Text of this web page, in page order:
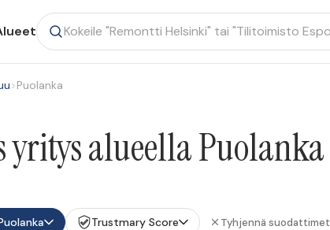
>Puolanka
yritys alueella Puolanka
Trustmary Score Tyhjennä suodattimet